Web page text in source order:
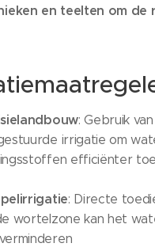
en teelten om de
: Gebruik
irrigatie om
efficiënter
: Directe
wortelzone kan het